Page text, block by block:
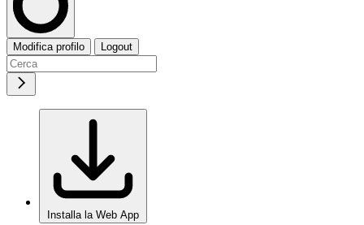
Modifica profilo Logout
Installa la Web App